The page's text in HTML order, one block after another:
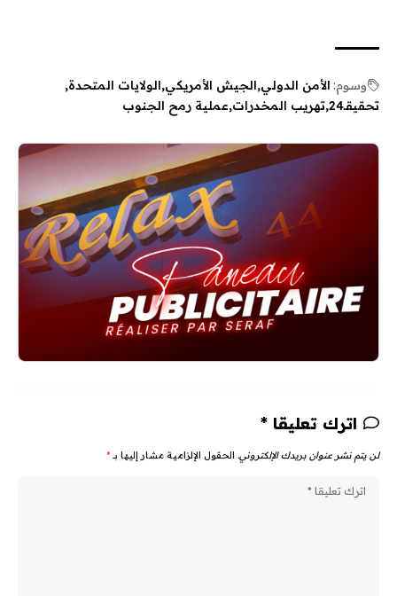
وسوم: الأمن الدولي الجيش الأمريكي الولايات المتحدة
تحقيقـ24
تهريب المخدرات عملية رمح الجنوب
اترك تعليقا *
لن يتم نشر عنوان بريدك الإلكتروني. الحقول الإلزامية مشار إليها بـ *